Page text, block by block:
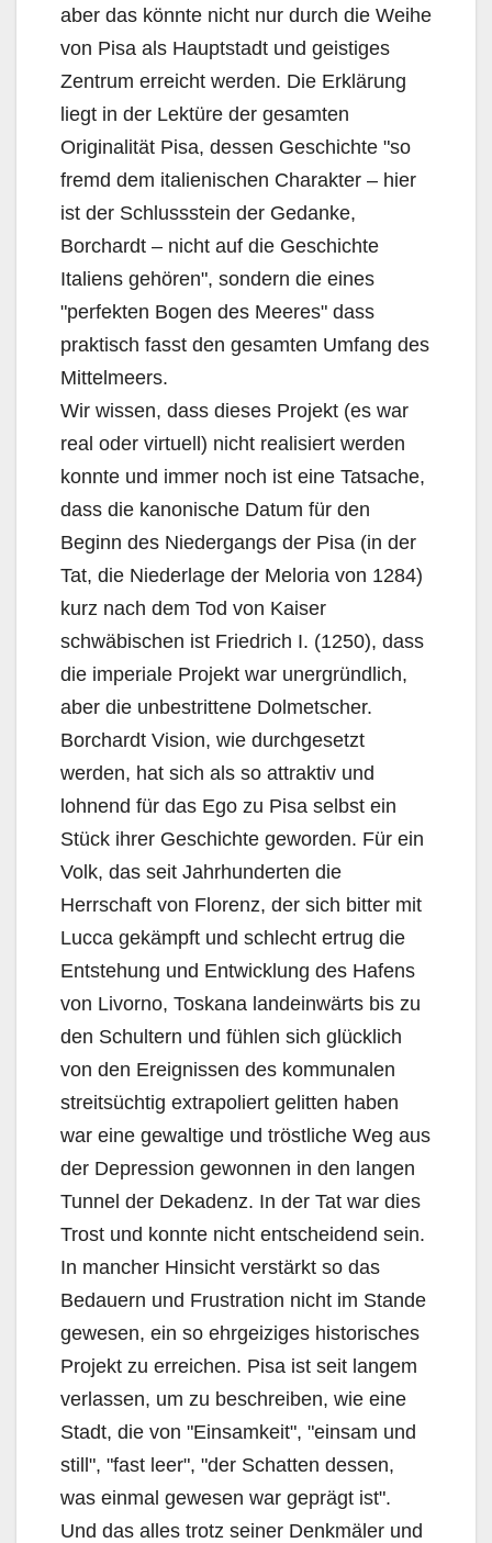
aber das könnte nicht nur durch die Weihe
von Pisa als Hauptstadt und geistiges
Zentrum erreicht werden. Die Erklärung
liegt in der Lektüre der gesamten
Originalität Pisa, dessen Geschichte "so
fremd dem italienischen Charakter – hier
ist der Schlussstein der Gedanke,
Borchardt – nicht auf die Geschichte
Italiens gehören", sondern die eines
"perfekten Bogen des Meeres" dass
praktisch fasst den gesamten Umfang des
Mittelmeers.
Wir wissen, dass dieses Projekt (es war
real oder virtuell) nicht realisiert werden
konnte und immer noch ist eine Tatsache,
dass die kanonische Datum für den
Beginn des Niedergangs der Pisa (in der
Tat, die Niederlage der Meloria von 1284)
kurz nach dem Tod von Kaiser
schwäbischen ist Friedrich I. (1250), dass
die imperiale Projekt war unergründlich,
aber die unbestrittene Dolmetscher.
Borchardt Vision, wie durchgesetzt
werden, hat sich als so attraktiv und
lohnend für das Ego zu Pisa selbst ein
Stück ihrer Geschichte geworden. Für ein
Volk, das seit Jahrhunderten die
Herrschaft von Florenz, der sich bitter mit
Lucca gekämpft und schlecht ertrug die
Entstehung und Entwicklung des Hafens
von Livorno, Toskana landeinwärts bis zu
den Schultern und fühlen sich glücklich
von den Ereignissen des kommunalen
streitsüchtig extrapoliert gelitten haben
war eine gewaltige und tröstliche Weg aus
der Depression gewonnen in den langen
Tunnel der Dekadenz. In der Tat war dies
Trost und konnte nicht entscheidend sein.
In mancher Hinsicht verstärkt so das
Bedauern und Frustration nicht im Stande
gewesen, ein so ehrgeiziges historisches
Projekt zu erreichen. Pisa ist seit langem
verlassen, um zu beschreiben, wie eine
Stadt, die von "Einsamkeit", "einsam und
still", "fast leer", "der Schatten dessen,
was einmal gewesen war geprägt ist".
Und das alles trotz seiner Denkmäler und